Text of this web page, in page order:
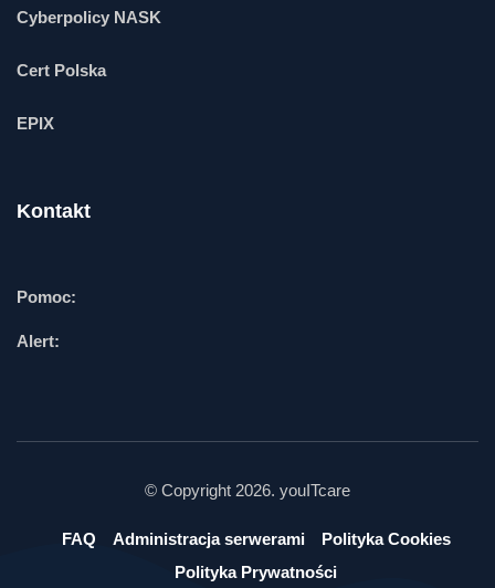
Cyberpolicy NASK
Cert Polska
EPIX
Kontakt
Pomoc:
Alert:
© Copyright 2026. youITcare
FAQ Administracja serwerami
Polityka Cookies
Polityka Prywatności